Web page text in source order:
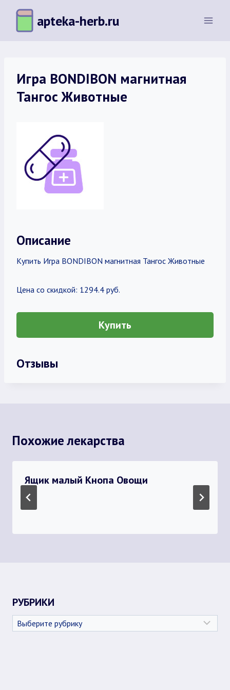
Перейти
содержимому
apteka-herb.ru
Игра BONDIBON магнитная
Тангос Животные
Описание
Купить Игра BONDIBON магнитная Тангос Животные
Цена со скидкой: 1294.4 руб.
Купить
Отзывы
Похожие лекарства
Ящик малый Кнопа Овощи
РУБРИКИ
Рубрики